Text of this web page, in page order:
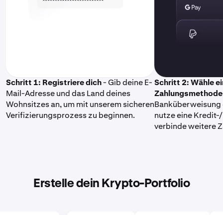
Schritt 1: Registriere dich- Gib deine E-
Mail-Adresse und das Land deines
Wohnsitzes an, um mit unserem sicheren
Verifizierungsprozess zu beginnen.
Schritt 2: Wähle
Zahlungsmethode
Banküberweisung
nutze eine
verbinde weitere
Erstelle dein Krypto-Portfolio